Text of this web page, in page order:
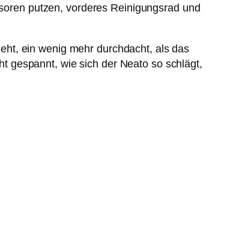
putzen, vorderes Reinigungsrad und
ein wenig mehr durchdacht, als das
gespannt, wie sich der Neato so schlägt,